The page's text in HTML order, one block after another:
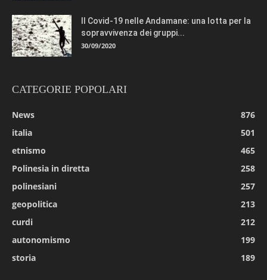
Il Covid-19 nelle Andamane: una lotta per la
sopravvivenza dei gruppi...
30/09/2020
CATEGORIE POPOLARI
News
876
italia
501
etnismo
465
Polinesia in diretta
258
polinesiani
257
geopolitica
213
curdi
212
autonomismo
199
storia
189